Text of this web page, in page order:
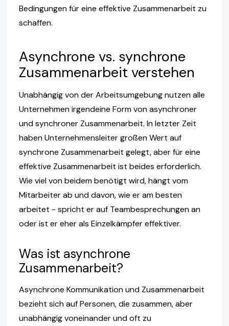
Bedingungen für eine effektive Zusammenarbeit zu
schaffen.
Asynchrone vs. synchrone
Zusammenarbeit verstehen
Unabhängig von der Arbeitsumgebung nutzen alle
Unternehmen irgendeine Form von asynchroner
und synchroner Zusammenarbeit. In letzter Zeit
haben Unternehmensleiter großen Wert auf
synchrone Zusammenarbeit gelegt, aber für eine
effektive Zusammenarbeit ist beides erforderlich.
Wie viel von beidem benötigt wird, hängt vom
Mitarbeiter ab und davon, wie er am besten
arbeitet - spricht er auf Teambesprechungen an
oder ist er eher als Einzelkämpfer effektiver.
Was ist asynchrone
Zusammenarbeit?
Asynchrone Kommunikation und Zusammenarbeit
bezieht sich auf Personen, die zusammen, aber
unabhängig voneinander und oft zu